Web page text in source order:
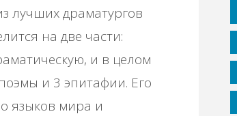
лучших драматургов
на две части:
и в целом
и 3 эпитафии. Его
языков мира и